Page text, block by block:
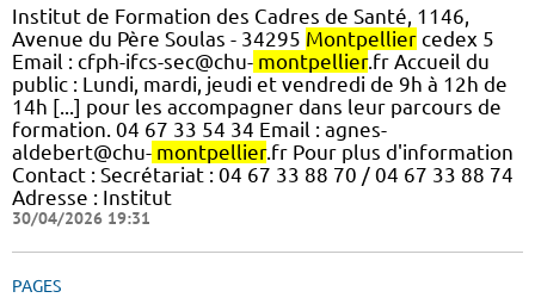
Institut de Formation des Cadres de Santé, 1146,
Avenue du Père Soulas - 34295 Montpellier cedex 5
Email : cfph-ifcs-sec@chu- montpellier.fr Accueil du
public : Lundi, mardi, jeudi et vendredi de 9h à 12h de
14h [...] pour les accompagner dans leur parcours de
formation. 04 67 33 54 34 Email : agnes-
aldebert@chu- montpellier.fr Pour plus d'information
Contact : Secrétariat : 04 67 33 88 70 / 04 67 33 88 74
Adresse : Institut
30/04/2026 19:31
PAGES